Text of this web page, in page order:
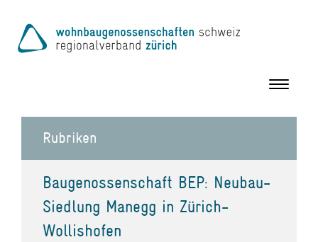
Toggle
Rubriken
Baugenossenschaft BEP: Neubau-
Siedlung Manegg in Zürich-
Wollishofen